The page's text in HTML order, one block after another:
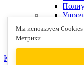
Клея
КОНТАКТЫ
Мы используем Cookies
Метрики.